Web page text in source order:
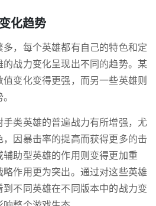
化趋势
，每个英雄都有自己的特色和定
战力变化呈现出不同的趋势。某
变化变得更强，而另一些英雄则
类英雄的普遍战力有所增强，尤
因暴击率的提高而获得更多的击
助型英雄的作用则变得更加重
作用更为突出。通过对这些英雄
不同英雄在不同版本中的战力变